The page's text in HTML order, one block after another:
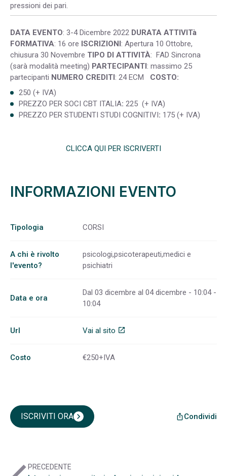
pressioni dei pari.
DATA EVENTO: 3-4 Dicembre 2022 DURATA ATTIVITà
FORMATIVA: 16 ore ISCRIZIONI : Apertura 10 Ottobre,
chiusura 30 Novembre TIPO DI ATTIVITÀ: FAD Sincrona
(sarà modalità meeting) PARTECIPANTI : massimo 25
partecipanti NUMERO CREDITI : 24 ECM COSTO:
250 (+ IVA)
PREZZO PER SOCI CBT ITALIA: 225 (+ IVA)
PREZZO PER STUDENTI STUDI COGNITIVI: 175 (+ IVA)
CLICCA QUI PER ISCRIVERTI
INFORMAZIONI EVENTO
Tipologia CORSI
A chi è rivolto
l'evento?
psicologi,psicoterapeuti,medici e
psichiatri
Data e ora
Dal 03 dicembre al 04 dicembre - 10:04 -
10:04
Url Vai al sito open_in_new
Costo €250+IVA
ISCRIVITI ORAchevron_right ios_shareCondividi
PRECEDENTE